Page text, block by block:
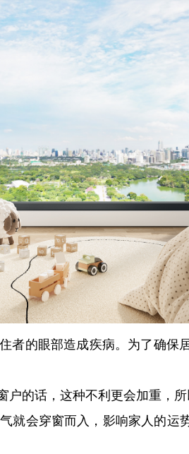
者的眼部造成疾病。为了确
的话，这种不利更会加重，所
会穿窗而入，影响家人的运